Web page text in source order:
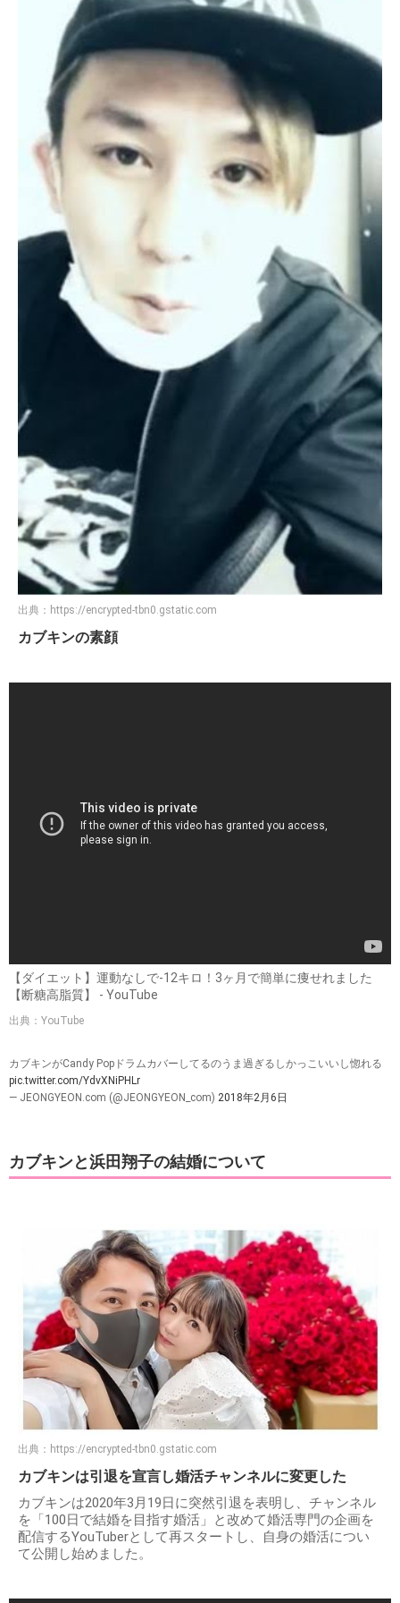
出典： https://encrypted-tbn0.gstatic.com
カブキンの素顔
【ダイエット】運動なしで-12キロ！3ヶ月で簡単に痩せれました
【断糖高脂質】 - YouTube
出典：YouTube
カブキンがCandy Popドラムカバーしてるのうま過ぎるしかっこいいし惚れる
pic.twitter.com/YdvXNiPHLr
— JEONGYEON.com (@JEONGYEON_com) 2018年2月6日
カブキンと浜田翔子の結婚について
出典： https://encrypted-tbn0.gstatic.com
カブキンは引退を宣言し婚活チャンネルに変更した
カブキンは2020年3月19日に突然引退を表明し、チャンネル
を「100日で結婚を目指す婚活」と改めて婚活専門の企画を
配信するYouTuberとして再スタートし、自身の婚活につい
て公開し始めました。